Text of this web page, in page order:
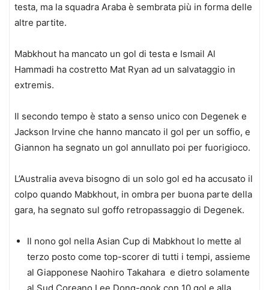
testa, ma la squadra Araba è sembrata più in forma delle
altre partite.
Mabkhout ha mancato un gol di testa e Ismail Al
Hammadi ha costretto Mat Ryan ad un salvataggio in
extremis.
Il secondo tempo è stato a senso unico con Degenek e
Jackson Irvine che hanno mancato il gol per un soffio, e
Giannon ha segnato un gol annullato poi per fuorigioco.
L’Australia aveva bisogno di un solo gol ed ha accusato il
colpo quando Mabkhout, in ombra per buona parte della
gara, ha segnato sul goffo retropassaggio di Degenek.
Il nono gol nella Asian Cup di Mabkhout lo mette al
terzo posto come top-scorer di tutti i tempi, assieme
al Giapponese Naohiro Takahara e dietro solamente